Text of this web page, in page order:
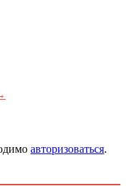
авторизоваться.